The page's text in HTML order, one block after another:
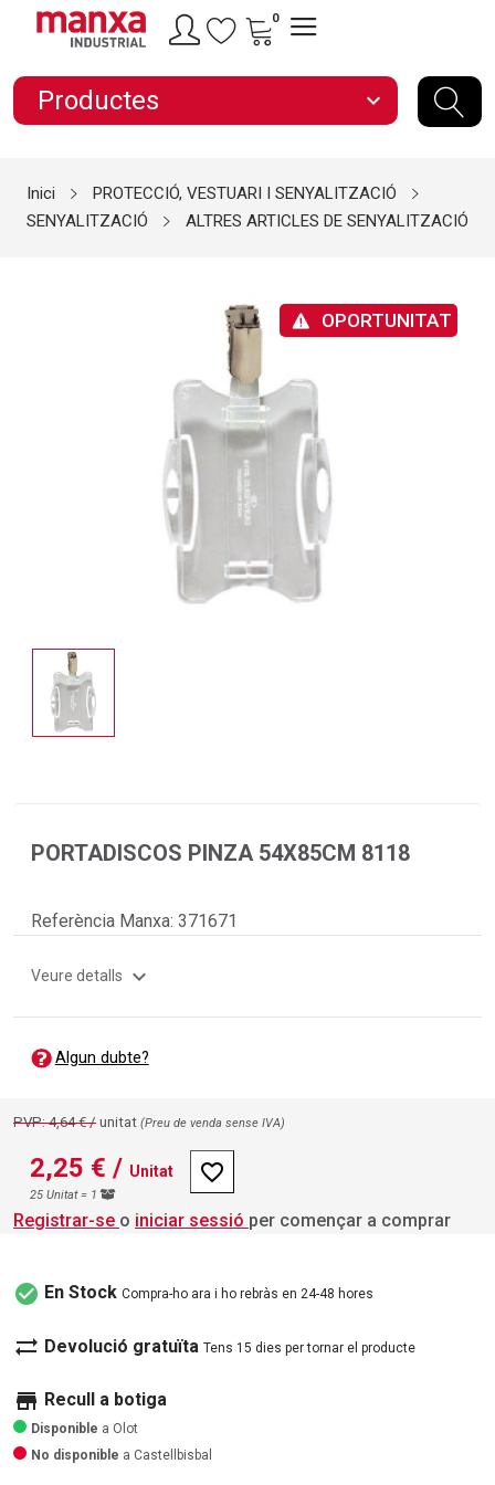
0
Productes expand_more
Inici
PROTECCIÓ, VESTUARI I SENYALITZACIÓ
SENYALITZACIÓ
ALTRES ARTICLES DE SENYALITZACIÓ
OPORTUNITAT
PORTADISCOS PINZA 54X85CM 8118
Referència Manxa: 371671
Veure detalls expand_more
Algun dubte?
PVP: 4,64 € / unitat (Preu de venda sense IVA)
2,25 € / Unitat
25 Unitat = 1
favorite_border
Registrar-se o iniciar sessió per començar a comprar
check_circle En Stock Compra-ho ara i ho rebràs en 24-48 hores
sync_alt Devolució gratuïta Tens 15 dies per tornar el producte
store Recull a botiga
Disponible a Olot
No disponible a Castellbisbal